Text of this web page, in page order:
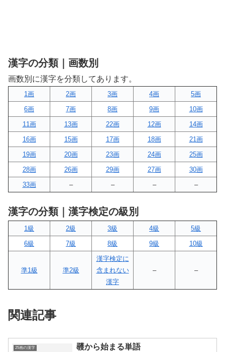
漢字の分類｜画数別
画数別に漢字を分類してあります。
1画 2画 3画 4画
5画
6画
7画 8画 9画
10画
11画
13画 22画 12画
14画
16画
15画 17画 18画
21画
19画
20画 23画 24画
25画
28画
26画 29画 27画
30画
33画
– – – –
漢字の分類｜漢字検定の級別
1級 2級 3級 4級
5級
6級
7級 8級 9級 10級
準1級 準2級
漢字検定に
含まれない
漢字
– –
関連記事
25画の漢字 彠から始まる単語